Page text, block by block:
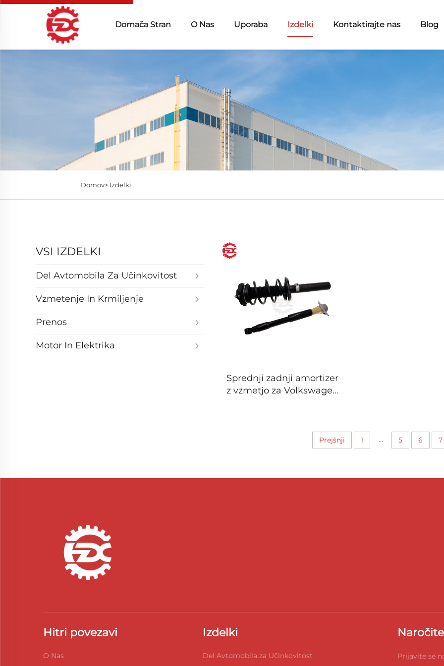
Domača Stran O Nas Uporaba Izdelki Kontaktirajte nas Blog
Domov> Izdelki
VSI IZDELKI
Del Avtomobila Za Učinkovitost
Vzmetenje In Krmiljenje
Prenos
Motor In Elektrika
Sprednji zadnji amortizer
z vzmetjo za Volkswagen
Prejšnji 1 ... 5 6 7
Hitri povezavi
O Nas
Izdelki
Del Avtomobila za Učinkovitost Prijavite se